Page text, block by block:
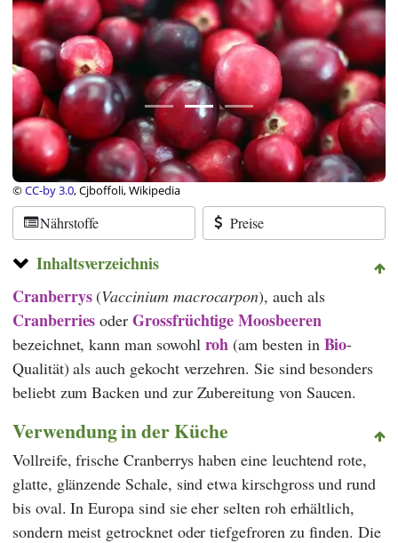
©CC-by 3.0, Cjboffoli, Wikipedia
Nährstoffe Preise
Inhaltsverzeichnis
Cranberrys(Vaccinium macrocarpon), auch als
CranberriesoderGrossfrüchtige Moosbeeren
bezeichnet, kann man sowohl roh (am besten in Bio-
Qualität) als auch gekocht verzehren. Sie sind besonders
beliebt zum Backen und zur Zubereitung von Saucen.
Verwendung in der Küche
Vollreife, frische Cranberrys haben eine leuchtend rote,
glatte, glänzende Schale, sind etwa kirschgross und rund
bis oval. In Europa sind sie eher selten roh erhältlich,
sondern meist getrocknet oder tiefgefroren zu finden. Die